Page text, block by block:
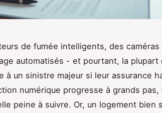
de fumée intelligents, des
automatisés - et pourtant, la plupart
à un sinistre majeur si leur assurance
numérique progresse à grands pas,
peine à suivre. Or, un logement bien